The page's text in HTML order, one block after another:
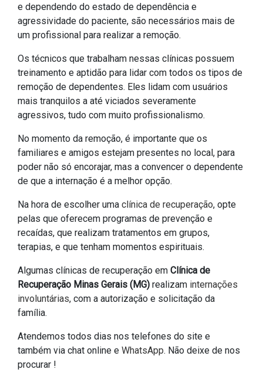
e dependendo do estado de dependência e
agressividade do paciente, são necessários mais de
um profissional para realizar a remoção.
Os técnicos que trabalham nessas clínicas possuem
treinamento e aptidão para lidar com todos os tipos de
remoção de dependentes. Eles lidam com usuários
mais tranquilos a até viciados severamente
agressivos, tudo com muito profissionalismo.
No momento da remoção, é importante que os
familiares e amigos estejam presentes no local, para
poder não só encorajar, mas a convencer o dependente
de que a internação é a melhor opção.
Na hora de escolher uma clínica de recuperação, opte
pelas que oferecem programas de prevenção e
recaídas, que realizam tratamentos em grupos,
terapias, e que tenham momentos espirituais.
Algumas clínicas de recuperação em Clínica de
Recuperação Minas Gerais (MG) realizam internações
involuntárias, com a autorização e solicitação da
família.
Atendemos todos dias nos telefones do site e
também via chat online e WhatsApp. Não deixe de nos
procurar !